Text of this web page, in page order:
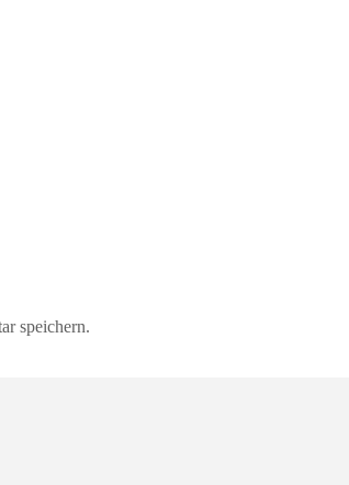
speichern.